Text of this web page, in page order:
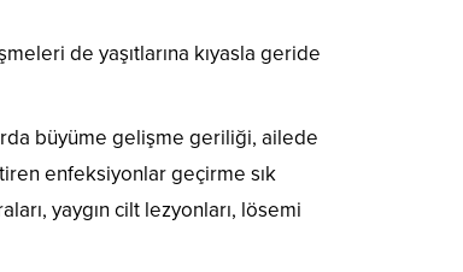
de yaşıtlarına kıyasla geride
büyüme gelişme geriliği, ailede
enfeksiyonlar geçirme sık
yaygın cilt lezyonları, lösemi